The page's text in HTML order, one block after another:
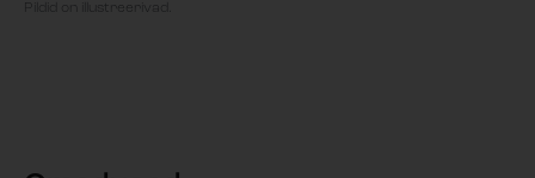
Pildid on illustreerivad.